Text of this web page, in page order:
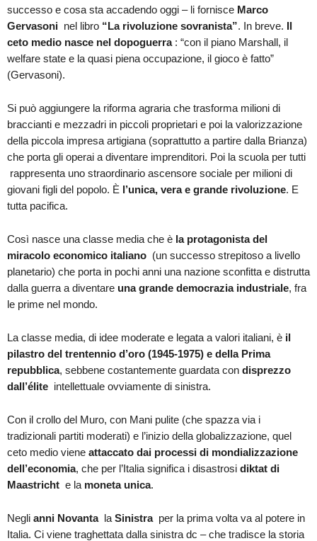
successo e cosa sta accadendo oggi – li fornisce Marco
Gervasoni nel libro “La rivoluzione sovranista”. In breve. Il
ceto medio nasce nel dopoguerra : “con il piano Marshall, il
welfare state e la quasi piena occupazione, il gioco è fatto”
(Gervasoni).
Si può aggiungere la riforma agraria che trasforma milioni di
braccianti e mezzadri in piccoli proprietari e poi la valorizzazione
della piccola impresa artigiana (soprattutto a partire dalla Brianza)
che porta gli operai a diventare imprenditori. Poi la scuola per tutti
rappresenta uno straordinario ascensore sociale per milioni di
giovani figli del popolo. È l’unica, vera e grande rivoluzione. E
tutta pacifica.
Così nasce una classe media che è la protagonista del
miracolo economico italiano (un successo strepitoso a livello
planetario) che porta in pochi anni una nazione sconfitta e distrutta
dalla guerra a diventare una grande democrazia industriale, fra
le prime nel mondo.
La classe media, di idee moderate e legata a valori italiani, è il
pilastro del trentennio d’oro (1945-1975) e della Prima
repubblica, sebbene costantemente guardata con disprezzo
dall’élite intellettuale ovviamente di sinistra.
Con il crollo del Muro, con Mani pulite (che spazza via i
tradizionali partiti moderati) e l’inizio della globalizzazione, quel
ceto medio viene attaccato dai processi di mondializzazione
dell’economia, che per l’Italia significa i disastrosi diktat di
Maastricht e la moneta unica.
Negli anni Novantala Sinistraper la prima volta va al potere in
Italia. Ci viene traghettata dalla sinistra dc – che tradisce la storia